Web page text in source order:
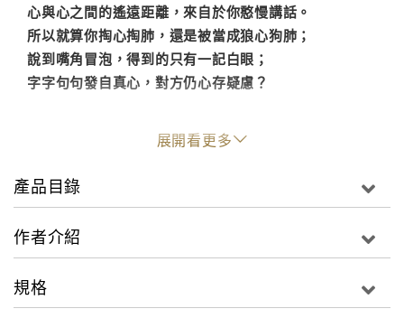
心與心之間的遙遠距離，來自於你憨慢講話。
所以就算你掏心掏肺，還是被當成狼心狗肺；
說到嘴角冒泡，得到的只有一記白眼；
字字句句發自真心，對方仍心存疑慮？
以幽默卻不失細膩的筆鋒撰寫而成的40篇功夫秘笈，
偷偷告訴你說話的精妙奧義，讓你話說得圓滿，不得不
成為眾人的宇宙中心！
無人肯聽，再好的思想也失去意義，
精，就是知道何時何地可以說、怎麼說、說得聽眾心悅
總結於二字──「動聽」。
展開看更多
產品目錄
作者介紹
規格